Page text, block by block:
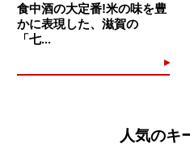
食中酒の大定番!米の味を豊
かに表現した、滋賀の
「七...
人気のキ